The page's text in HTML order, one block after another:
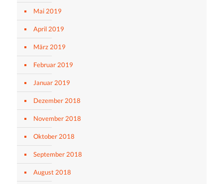
Mai 2019
April 2019
März 2019
Februar 2019
Januar 2019
Dezember 2018
November 2018
Oktober 2018
September 2018
August 2018